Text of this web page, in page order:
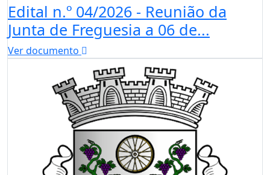
Edital n.º 04/2026 - Reunião da
Junta de Freguesia a 06 de...
Ver documento